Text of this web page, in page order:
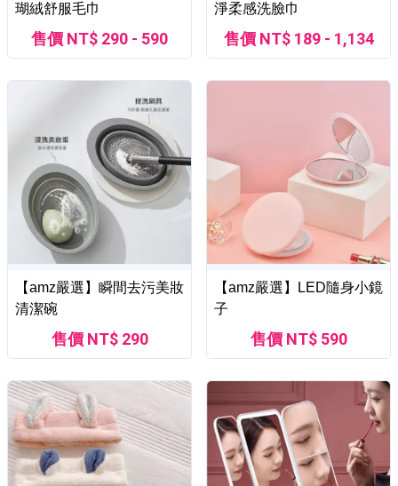
瑚絨舒服毛巾
售價 NT$ 290 - 590
淨柔感洗臉巾
售價 NT$ 189 - 1,134
【amz嚴選】瞬間去污美妝
清潔碗
售價 NT$ 290
【amz嚴選】LED隨身小鏡
子
售價 NT$ 590